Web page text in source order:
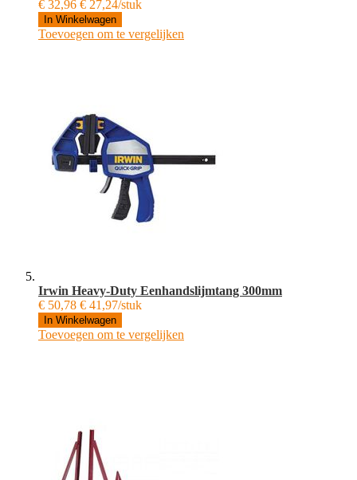
€ 32,96 € 27,24/stuk
In Winkelwagen
Toevoegen om te vergelijken
Irwin Heavy-Duty Eenhandslijmtang 300mm
€ 50,78 € 41,97/stuk
In Winkelwagen
Toevoegen om te vergelijken